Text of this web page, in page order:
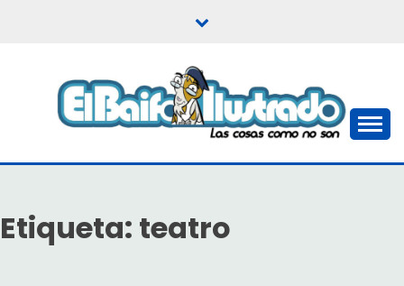
EL BAIFO ILUSTRADO
Etiqueta: teatro